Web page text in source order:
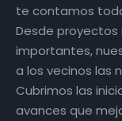
te contamos
Desde
importantes,
a los vecinos las
Cubrimos las
avances que